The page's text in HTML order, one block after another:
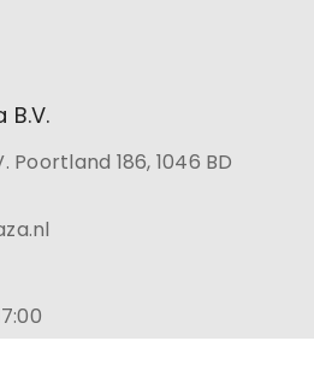
Poortland 186, 1046 BD